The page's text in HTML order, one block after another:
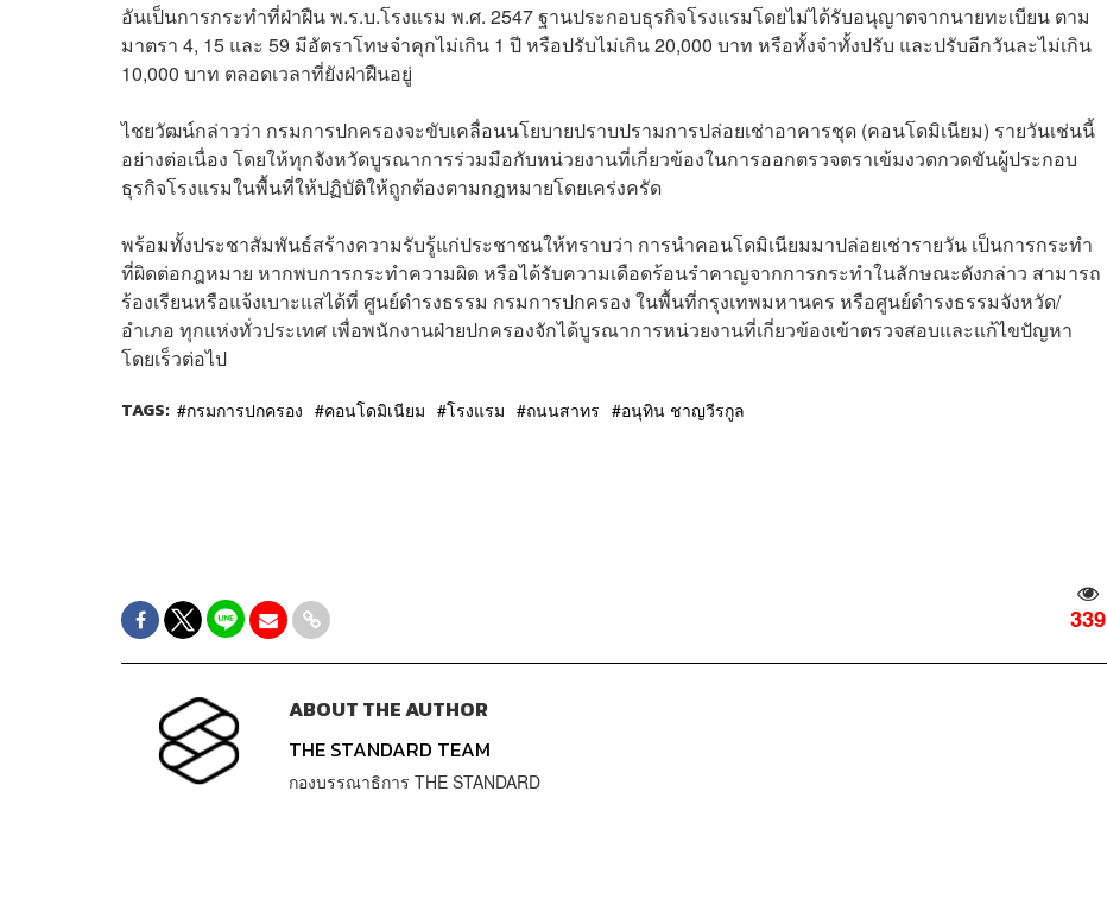
อันเป็นการกระทำที่ฝ่าฝืน พ.ร.บ.โรงแรม พ.ศ. 2547 ฐานประกอบธุรกิจโรงแรมโดยไม่ได้รับอนุญาตจากนายทะเบียน ตาม
มาตรา 4, 15 และ 59 มีอัตราโทษจำคุกไม่เกิน 1 ปี หรือปรับไม่เกิน 20,000 บาท หรือทั้งจำทั้งปรับ และปรับอีกวันละไม่เกิน
10,000 บาท ตลอดเวลาที่ยังฝ่าฝืนอยู่
ไชยวัฒน์กล่าวว่า กรมการปกครองจะขับเคลื่อนนโยบายปราบปรามการปล่อยเช่าอาคารชุด (คอนโดมิเนียม) รายวันเช่นนี้
อย่างต่อเนื่อง โดยให้ทุกจังหวัดบูรณาการร่วมมือกับหน่วยงานที่เกี่ยวข้องในการออกตรวจตราเข้มงวดกวดขันผู้ประกอบ
ธุรกิจโรงแรมในพื้นที่ให้ปฏิบัติให้ถูกต้องตามกฎหมายโดยเคร่งครัด
พร้อมทั้งประชาสัมพันธ์สร้างความรับรู้แก่ประชาชนให้ทราบว่า การนำคอนโดมิเนียมมาปล่อยเช่ารายวัน เป็นการกระทำ
ที่ผิดต่อกฎหมาย หากพบการกระทำความผิด หรือได้รับความเดือดร้อนรำคาญจากการกระทำในลักษณะดังกล่าว สามารถ
ร้องเรียนหรือแจ้งเบาะแสได้ที่ ศูนย์ดำรงธรรม กรมการปกครอง ในพื้นที่กรุงเทพมหานคร หรือศูนย์ดำรงธรรมจังหวัด/
อำเภอ ทุกแห่งทั่วประเทศ เพื่อพนักงานฝ่ายปกครองจักได้บูรณาการหน่วยงานที่เกี่ยวข้องเข้าตรวจสอบและแก้ไขปัญหา
โดยเร็วต่อไป
TAGS: กรมการปกครอง คอนโดมิเนียม โรงแรม ถนนสาทร อนุทิน ชาญวีรกูล
339
ABOUT THE AUTHOR
THE STANDARD TEAM
กองบรรณาธิการ THE STANDARD